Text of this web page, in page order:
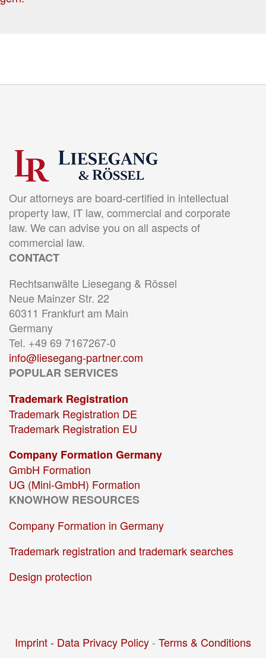
Our attorneys are board-certified in intellectual
property law, IT law, commercial and corporate
law. We can advise you on all aspects of
commercial law.
CONTACT
Rechtsanwälte Liesegang & Rössel
Neue Mainzer Str. 22
60311 Frankfurt am Main
Germany
Tel. +49 69 7167267-0
info@liesegang-partner.com
POPULAR SERVICES
Trademark Registration
Trademark Registration DE
Trademark Registration EU
Company Formation Germany
GmbH Formation
UG (Mini-GmbH) Formation
KNOWHOW RESOURCES
Company Formation in Germany
Trademark registration and trademark searches
Design protection
Imprint - Data Privacy Policy - Terms & Conditions